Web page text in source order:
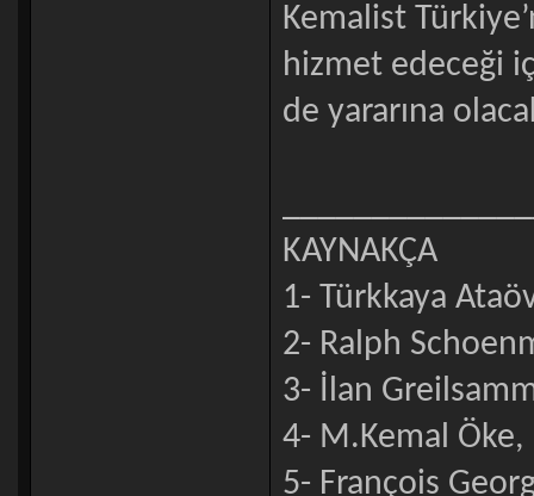
Kemalist
hizmet edeceği
de yararına
KAYNAKÇA
1- Türkkaya
2- Ralph
3- İlan
4- M.Kemal
5- François